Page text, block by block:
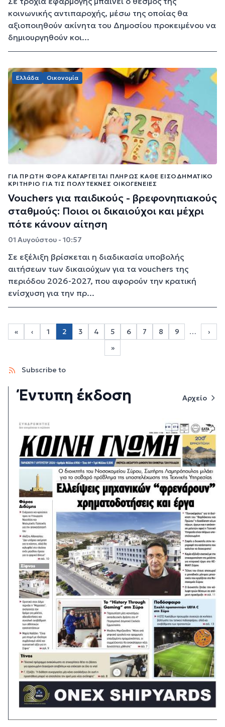
κοινωνικής αντιπαροχής, μέσω της οποίας θα
αξιοποιηθούν ακίνητα του Δημοσίου προκειμένου να
δημιουργηθούν κοι...
Ελλάδα Οικονομία
ΓΙΑ ΠΡΏΤΗ ΦΟΡΆ ΚΑΤΑΡΓΕΊΤΑΙ ΠΛΉΡΩΣ ΚΆΘΕ ΕΙΣΟΔΗΜΑΤΙΚΌ
ΚΡΙΤΉΡΙΟ ΓΙΑ ΤΙΣ ΠΟΛΎΤΕΚΝΕΣ ΟΙΚΟΓΈΝΕΙΕΣ
Vouchers για παιδικούς - βρεφονηπιακούς
σταθμούς: Ποιοι οι δικαιούχοι και μέχρι
πότε κάνουν αίτηση
01 Αυγούστου - 10:57
Σε εξέλιξη βρίσκεται η διαδικασία υποβολής
αιτήσεων των δικαιούχων για τα vouchers της
περιόδου 2026-2027, που αφορούν την κρατική
ενίσχυση για την πρ...
Σελιδοποίηση
First page
«
Προηγούμενη σελίδα
‹ Page 1
1 2 Page 3
3 Page 4
4 Page 5
5 Page 6
6 Page 7
7 Page 8
8 Page 9
9 … ›
Last page
»
Subscribe to
Έντυπη έκδοση Αρχείο